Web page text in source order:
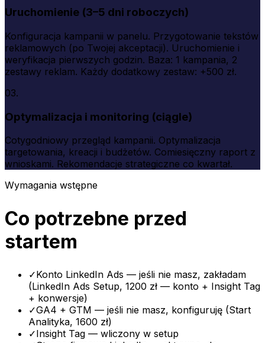
Uruchomienie (3–5 dni roboczych)
Konfiguracja kampanii w panelu. Przygotowanie tekstów
reklamowych (po Twojej akceptacji). Uruchomienie i
weryfikacja pierwszych godzin. Baza: 1 kampania, 2
zestawy reklam. Każdy dodatkowy zestaw: +500 zł.
03.
Optymalizacja i monitoring (ciągle)
Cotygodniowy przegląd kampanii. Optymalizacja
targetowania, kreacji i budżetów. Comiesięczny raport z
wnioskami. Rekomendacje strategiczne co kwartał.
Wymagania wstępne
Co potrzebne przed
startem
✓Konto LinkedIn Ads — jeśli nie masz, zakładam
(LinkedIn Ads Setup, 1200 zł — konto + Insight Tag
+ konwersje)
✓GA4 + GTM — jeśli nie masz, konfiguruję (Start
Analityka, 1600 zł)
✓Insight Tag — wliczony w setup